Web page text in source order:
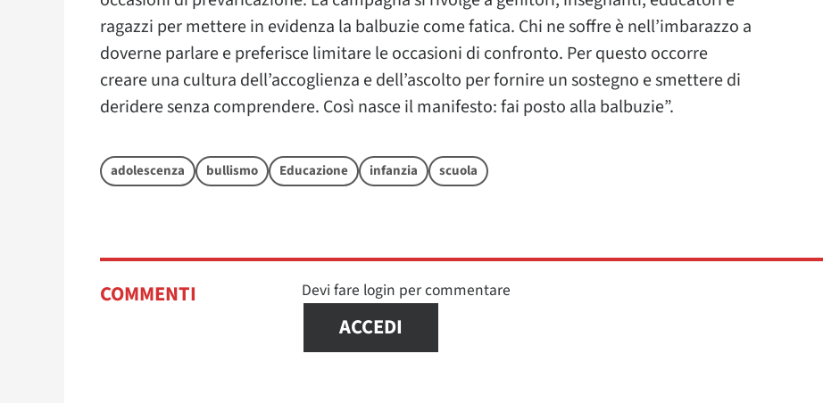
ragazzi per mettere in evidenza la balbuzie come fatica. Chi ne soffre è nell’imbarazzo a
doverne parlare e preferisce limitare le occasioni di confronto. Per questo occorre
creare una cultura dell’accoglienza e dell’ascolto per fornire un sostegno e smettere di
deridere senza comprendere. Così nasce il manifesto: fai posto alla balbuzie”.
adolescenza bullismo Educazione infanzia scuola
COMMENTI Devi fare login per commentare
ACCEDI